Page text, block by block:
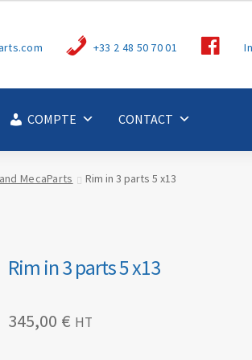
+33 2 48 50 70 01
e
COMPTE CONTACT
MecaParts Rim in 3 parts 5 x13
Rim in 3 parts 5 x13
345,00 € HT